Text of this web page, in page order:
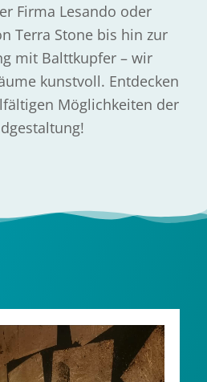
Firma Lesando oder
Terra Stone bis hin zur
mit Balttkupfer – wir
kunstvoll. Entdecken
Möglichkeiten der